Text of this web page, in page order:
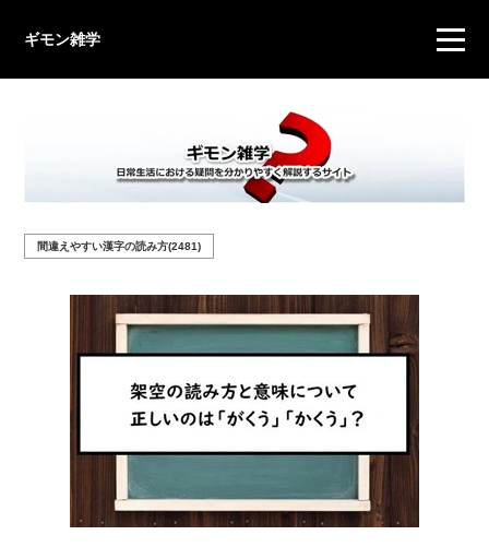
ギモン雑学
間違えやすい漢字の読み方(2481)